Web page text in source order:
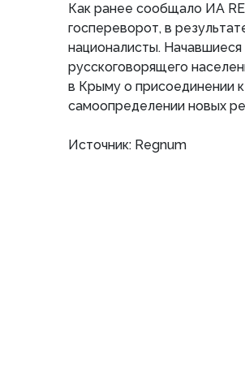
Как ранее сообщало ИА
госпереворот, в
националисты.
русскоговорящего
в Крыму о присоединении
самоопределении новых
Источник: Regnum